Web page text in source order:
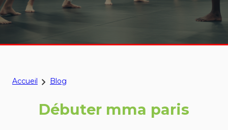
Accueil Blog
Débuter mma paris